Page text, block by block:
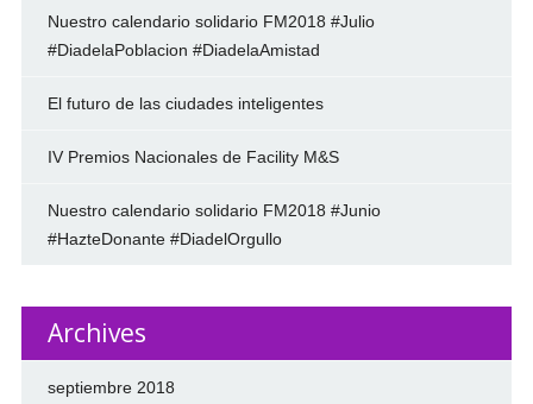
Nuestro calendario solidario FM2018 #Julio
#DiadelaPoblacion #DiadelaAmistad
El futuro de las ciudades inteligentes
IV Premios Nacionales de Facility M&S
Nuestro calendario solidario FM2018 #Junio
#HazteDonante #DiadelOrgullo
Archives
septiembre 2018